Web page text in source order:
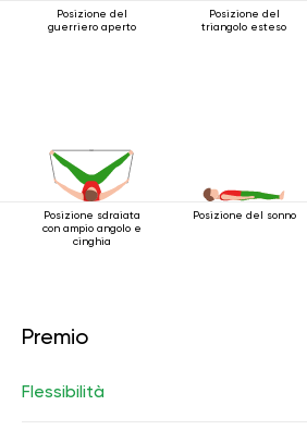
Posizione del
guerriero aperto
Posizione del
triangolo esteso
Posizione sdraiata
con ampio angolo e
cinghia
Posizione del sonno
Premio
Flessibilità